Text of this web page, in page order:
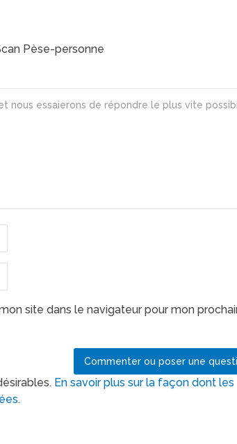
Pèse-personne
site dans le navigateur pour mon
En savoir plus sur la façon dont les
.